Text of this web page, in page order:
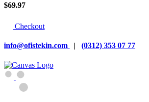
$69.97
Checkout
info@ofistekin.com | (0312) 353 07 77